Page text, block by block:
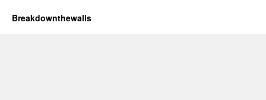
Breakdownthewalls